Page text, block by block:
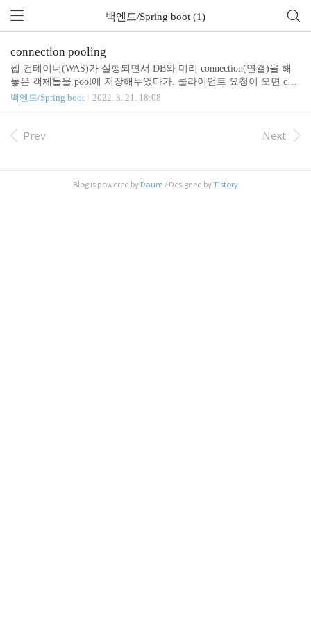
백엔드/Spring boot (1)
connection pooling
웹 컨테이너(WAS)가 실행되면서 DB와 미리 connection(연결)을 해
놓은 객체들을 pool에 저장해두었다가. 클라이언트 요청이 오면 con
nection을 빌려주고, 처리가 끝나면 다시 connection을 반납받아 pool
다. spring boot mvc 에서 적용 방법 application.properties = spring.data
백엔드/Spring boot 2022. 3. 21. 18:08
Prev Next
Blog is powered by Daum / Designed byTistory